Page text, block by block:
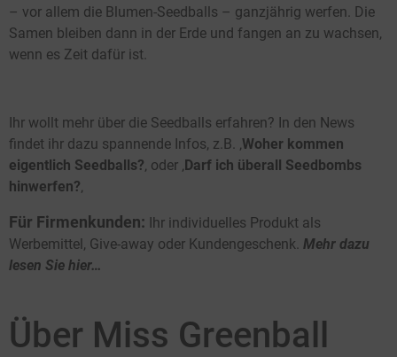
– vor allem die Blumen-Seedballs – ganzjährig werfen. Die
Samen bleiben dann in der Erde und fangen an zu wachsen,
wenn es Zeit dafür ist.
Ihr wollt mehr über die Seedballs erfahren? In den News
findet ihr dazu spannende Infos, z.B. ‚ Woher kommen
eigentlich Seedballs? ‚ oder ‚ Darf ich überall Seedbombs
hinwerfen?
Für Firmenkunden: Ihr individuelles Produkt als
Werbemittel, Give-away oder Kundengeschenk. Mehr dazu
lesen Sie hier…
Über Miss Greenball